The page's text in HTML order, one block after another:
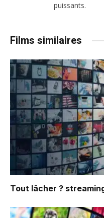
puissants.
Films similaires
Tout lâcher ?